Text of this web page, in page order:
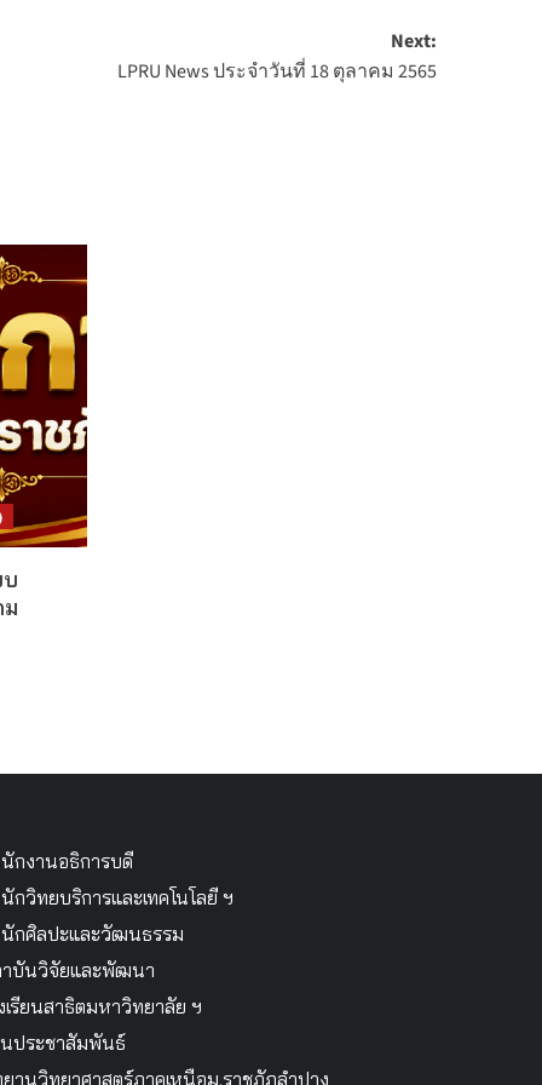
Next:
LPRU News ประจำวันที่ 18 ตุลาคม 2565
บ
ม
กงานอธิการบดี
กวิทยบริการและเทคโนโลยี ฯ
กศิลปะและวัฒนธรรม
บันวิจัยและพัฒนา
เรียนสาธิตมหาวิทยาลัย ฯ
ประชาสัมพันธ์
านวิทยาศาสตร์ภาคเหนือม.ราชภัฏลำปาง